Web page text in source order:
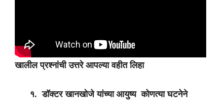
खालील प्रश्नांची उत्तरे आपल्या वहीत लिहा
१. डॉक्टर खानखोजे यांच्या आयुष्य कोणत्या घटनेने